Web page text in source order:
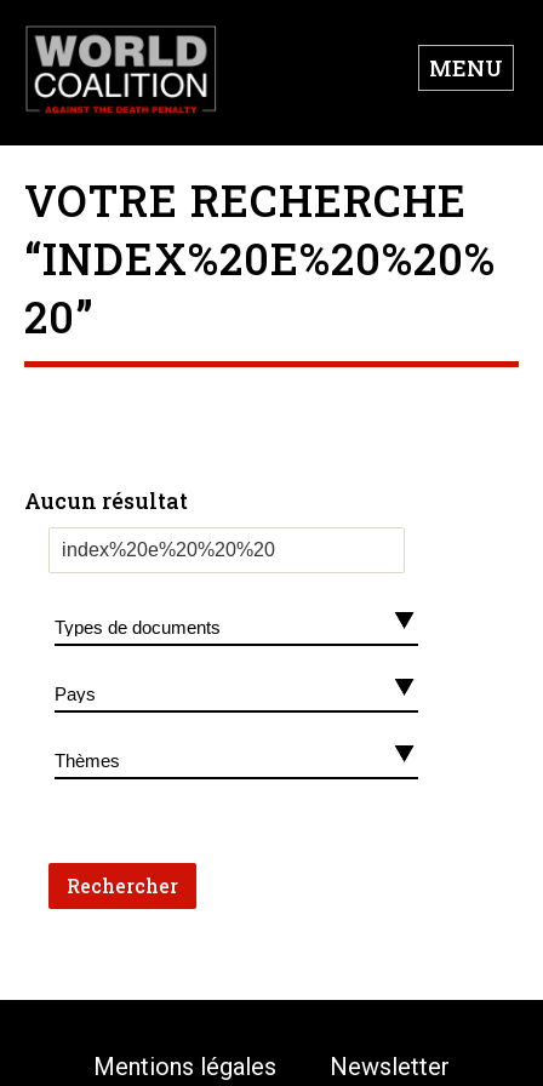
MENU
VOTRE RECHERCHE
“INDEX%20E%20%20%
20”
Aucun résultat
Mentions légales Newsletter